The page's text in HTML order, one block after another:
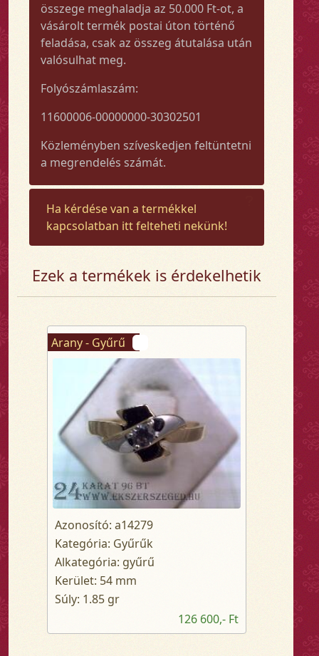
összege meghaladja az 50.000 Ft-ot, a
vásárolt termék postai úton történő
feladása, csak az összeg átutalása után
valósulhat meg.
Folyószámlaszám:
11600006-00000000-30302501
Közleményben szíveskedjen feltüntetni
a megrendelés számát.
Ha kérdése van a termékkel
kapcsolatban itt felteheti nekünk!
Ezek a termékek is érdekelhetik
Arany - Gyűrű
Azonosító: a14279
Kategória: Gyűrűk
Alkategória: gyűrű
Kerület: 54 mm
Súly: 1.85 gr
126 600,- Ft